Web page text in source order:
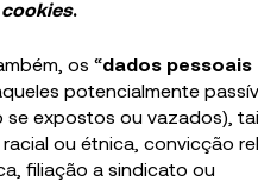
cookies.
os “dados pessoais
potencialmente
se expostos ou vazados),
ou étnica, convicção
filiação a sindicato ou